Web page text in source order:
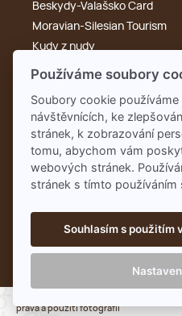
Beskydy-Valašsko Card
Moravian-Silesian Tourism
Kudy z nudy
Výletník
KdyKde.cz
Tonak
Rengl
práva a použití fotografií
Používáme soubory
Soubory cookie používáme
návštěvnících, ke
stránek, k zobrazování
tomu, abychom vám
webových stránek.
stránek s tímto používáním
Souhlasím s použitím